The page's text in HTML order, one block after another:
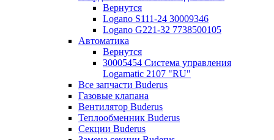
Вернутся
Logano S111-24 30009346
Logano G221-32 7738500105
Автоматика
Вернутся
30005454 Система управления
Logamatic 2107 "RU"
Все запчасти Buderus
Газовые клапана
Вентилятор Buderus
Теплообменник Buderus
Секции Buderus